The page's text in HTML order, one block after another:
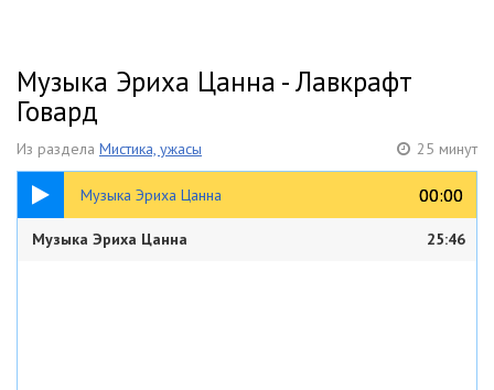
Музыка Эриха Цанна - Лавкрафт
Говард
Из раздела Мистика, ужасы 25 минут
Музыка Эриха Цанна 00:00
00:00
25:46
Музыка Эриха Цанна 25:46